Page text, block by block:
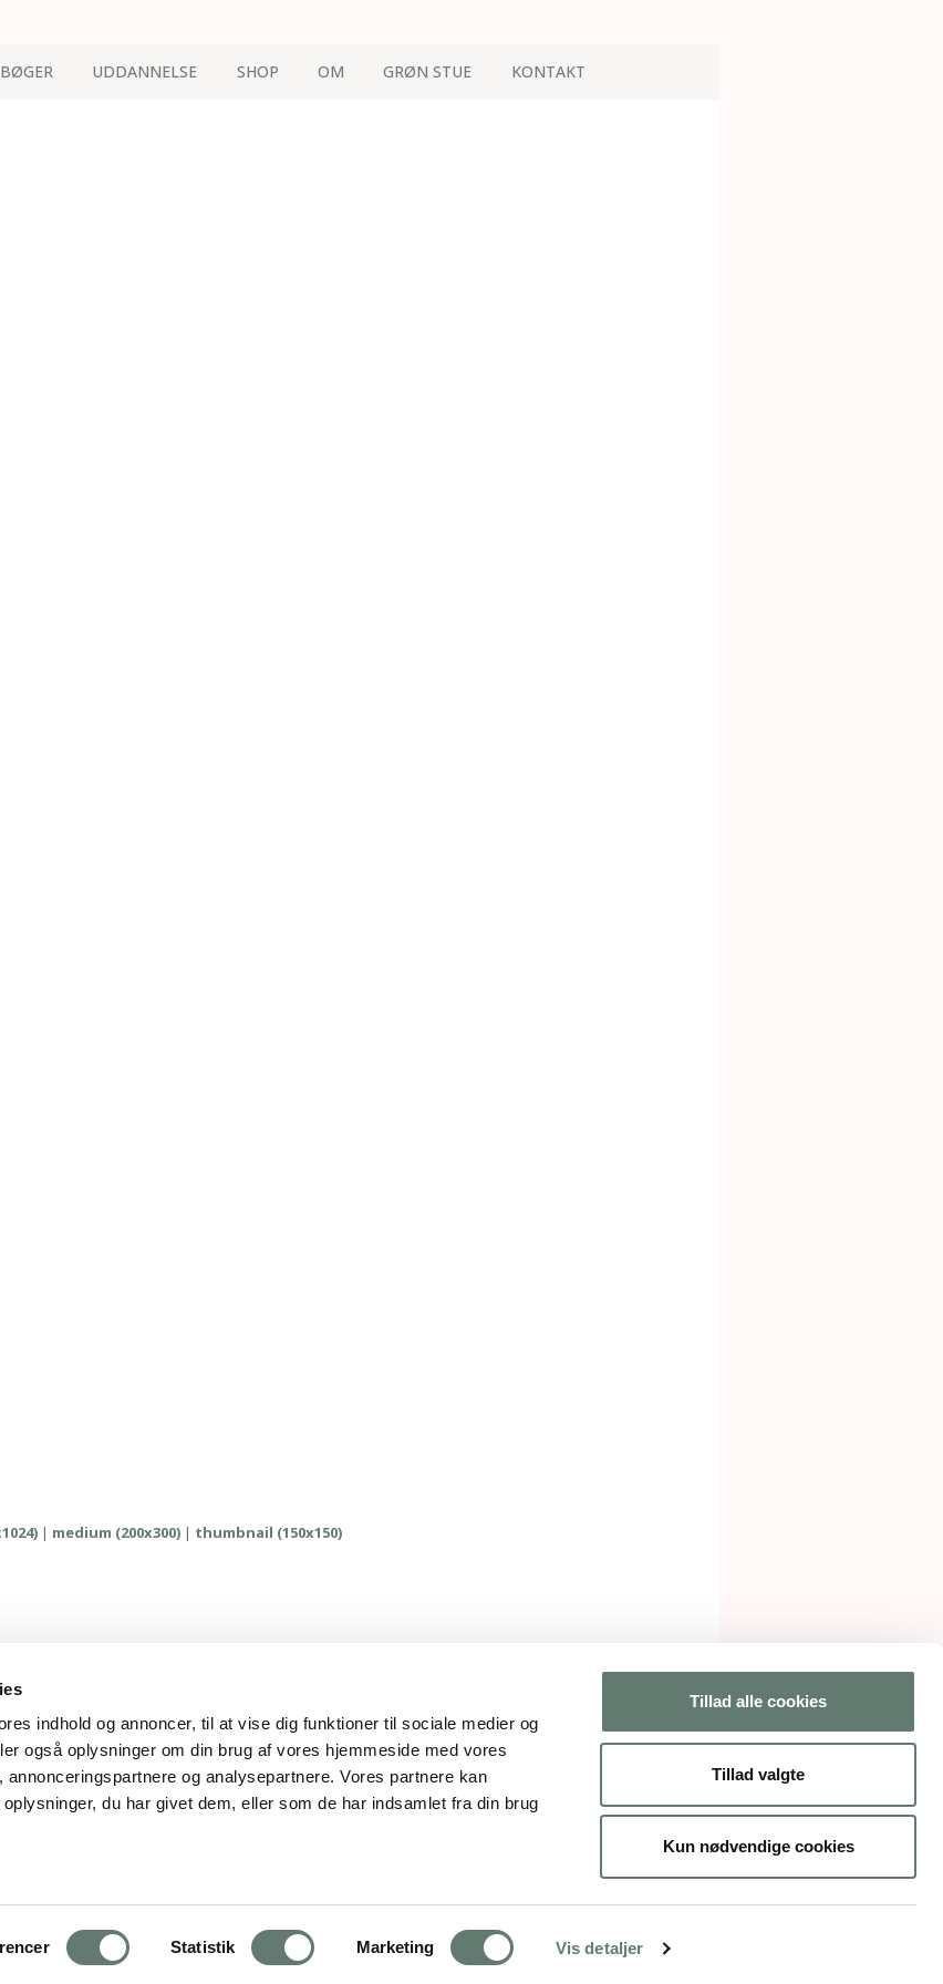
indhold og annoncer, til at vise dig funktioner til sociale medier og
også oplysninger om din brug af vores hjemmeside med vores
og analysepartnere. Vores partnere kan
du har givet dem, eller som de har indsamlet fra din brug
Statistik Marketing Vis detaljer
Tillad alle cookies
Tillad valgte
Kun nødvendige cookies
BØGER UDDANNELSE SHOP OM GRØN STUE KONTAKT
| medium (200x300) | thumbnail (150x150)